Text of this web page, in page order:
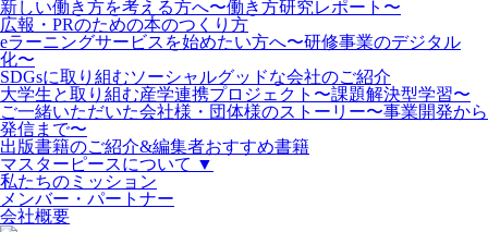
新しい働き方を考える方へ〜働き方研究レポート〜
広報・PRのための本のつくり方
eラーニングサービスを始めたい方へ〜研修事業のデジタル
化〜
SDGsに取り組むソーシャルグッドな会社のご紹介
大学生と取り組む産学連携プロジェクト〜課題解決型学習〜
ご一緒いただいた会社様・団体様のストーリー〜事業開発から
発信まで〜
出版書籍のご紹介&編集者おすすめ書籍
マスターピースについて ▼
私たちのミッション
メンバー・パートナー
会社概要